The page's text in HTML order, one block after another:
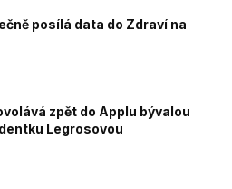
posílá data do Zdraví na
zpět do Applu bývalou
Legrosovou